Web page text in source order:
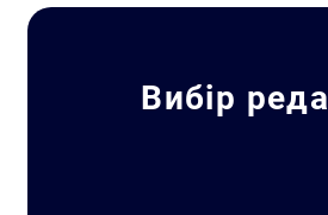
Вибір